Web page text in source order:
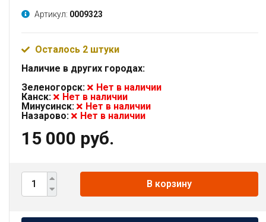
Артикул: 0009323
Осталось 2 штуки
Наличие в других городах:
Зеленогорск:
Нет в наличии
Канск:
Нет в наличии
Минусинск:
Нет в наличии
Назарово:
Нет в наличии
15 000 руб.
В корзину